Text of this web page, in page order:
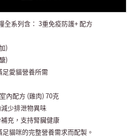
全系列含： 3重免疫防護+ 配方
)
)
足愛貓營養所需
內配方 (雞肉) 70克
少排泄物異味
充，支持腎臟健康
貓咪的完整營養需求而配製。